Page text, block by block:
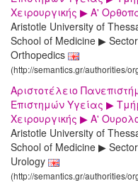
Χειρουργικής ▶ Α'
Aristotle University of
School of Medicine ▶
Orthopedics
(http://semantics.gr/authorities/
Αριστοτέλειο
Επιστημών Υγείας ▶
Χειρουργικής ▶ Α'
Aristotle University of
School of Medicine ▶
Urology
(http://semantics.gr/authorities/